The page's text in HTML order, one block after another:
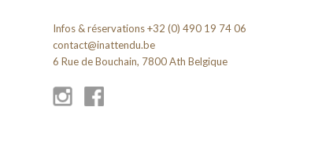
Infos & réservations +32 (0) 490 19 74 06
contact@inattendu.be
6 Rue de Bouchain, 7800 Ath Belgique